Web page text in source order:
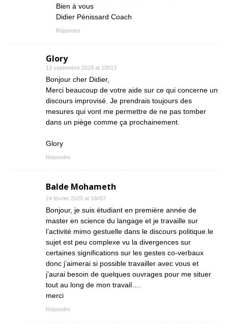
Bien à vous
Didier Pénissard Coach
Répondre
Glory
13 septembre 2019 at 10h13
Bonjour cher Didier,
Merci beaucoup de votre aide sur ce qui concerne un
discours improvisé. Je prendrais toujours des
mesures qui vont me permettre de ne pas tomber
dans un piège comme ça prochainement.
Glory
Répondre
Balde Mohameth
24 février 2020 at 16h57
Bonjour, je suis étudiant en première année de
master en science du langage et je travaille sur
l’activité mimo gestuelle dans le discours politique.le
sujet est peu complexe vu la divergences sur
certaines significations sur les gestes co-verbaux
donc j’aimerai si possible travailler avec vous et
j’aurai besoin de quelques ouvrages pour me situer
tout au long de mon travail….
merci
Répondre